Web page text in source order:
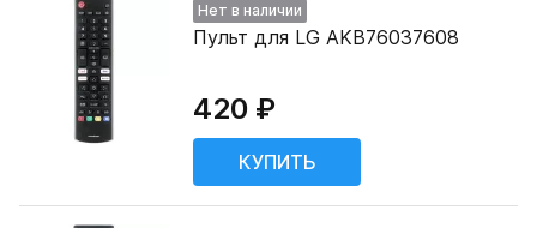
Нет в наличии
Пульт для LG AKB76037608
420 ₽